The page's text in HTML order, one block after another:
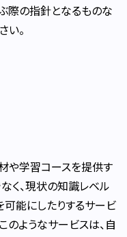
際の指針となるものな
い。
や学習コースを提供す
く、現状の知識レベル
能にしたりするサービ
のようなサービスは、自